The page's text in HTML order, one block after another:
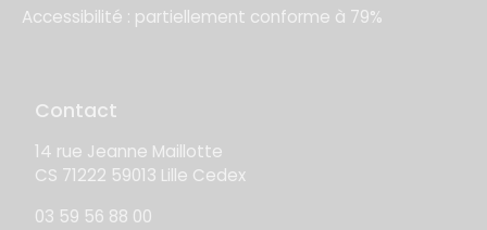
Accessibilité : partiellement conforme à 79%
Contact
14 rue Jeanne Maillotte
CS 71222 59013 Lille Cedex
03 59 56 88 00